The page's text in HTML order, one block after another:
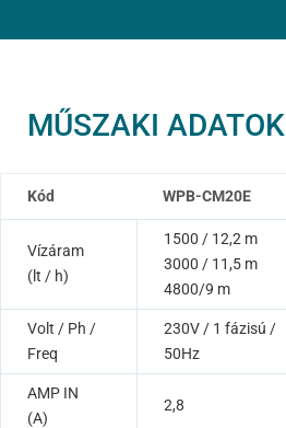
MŰSZAKI ADATOK
Kód WPB-CM20E
Vízáram
(lt / h)
1500 / 12,2 m
3000 / 11,5 m
4800/9 m
Volt / Ph /
Freq
230V / 1 fázisú /
50Hz
AMP IN
(A)
2,8